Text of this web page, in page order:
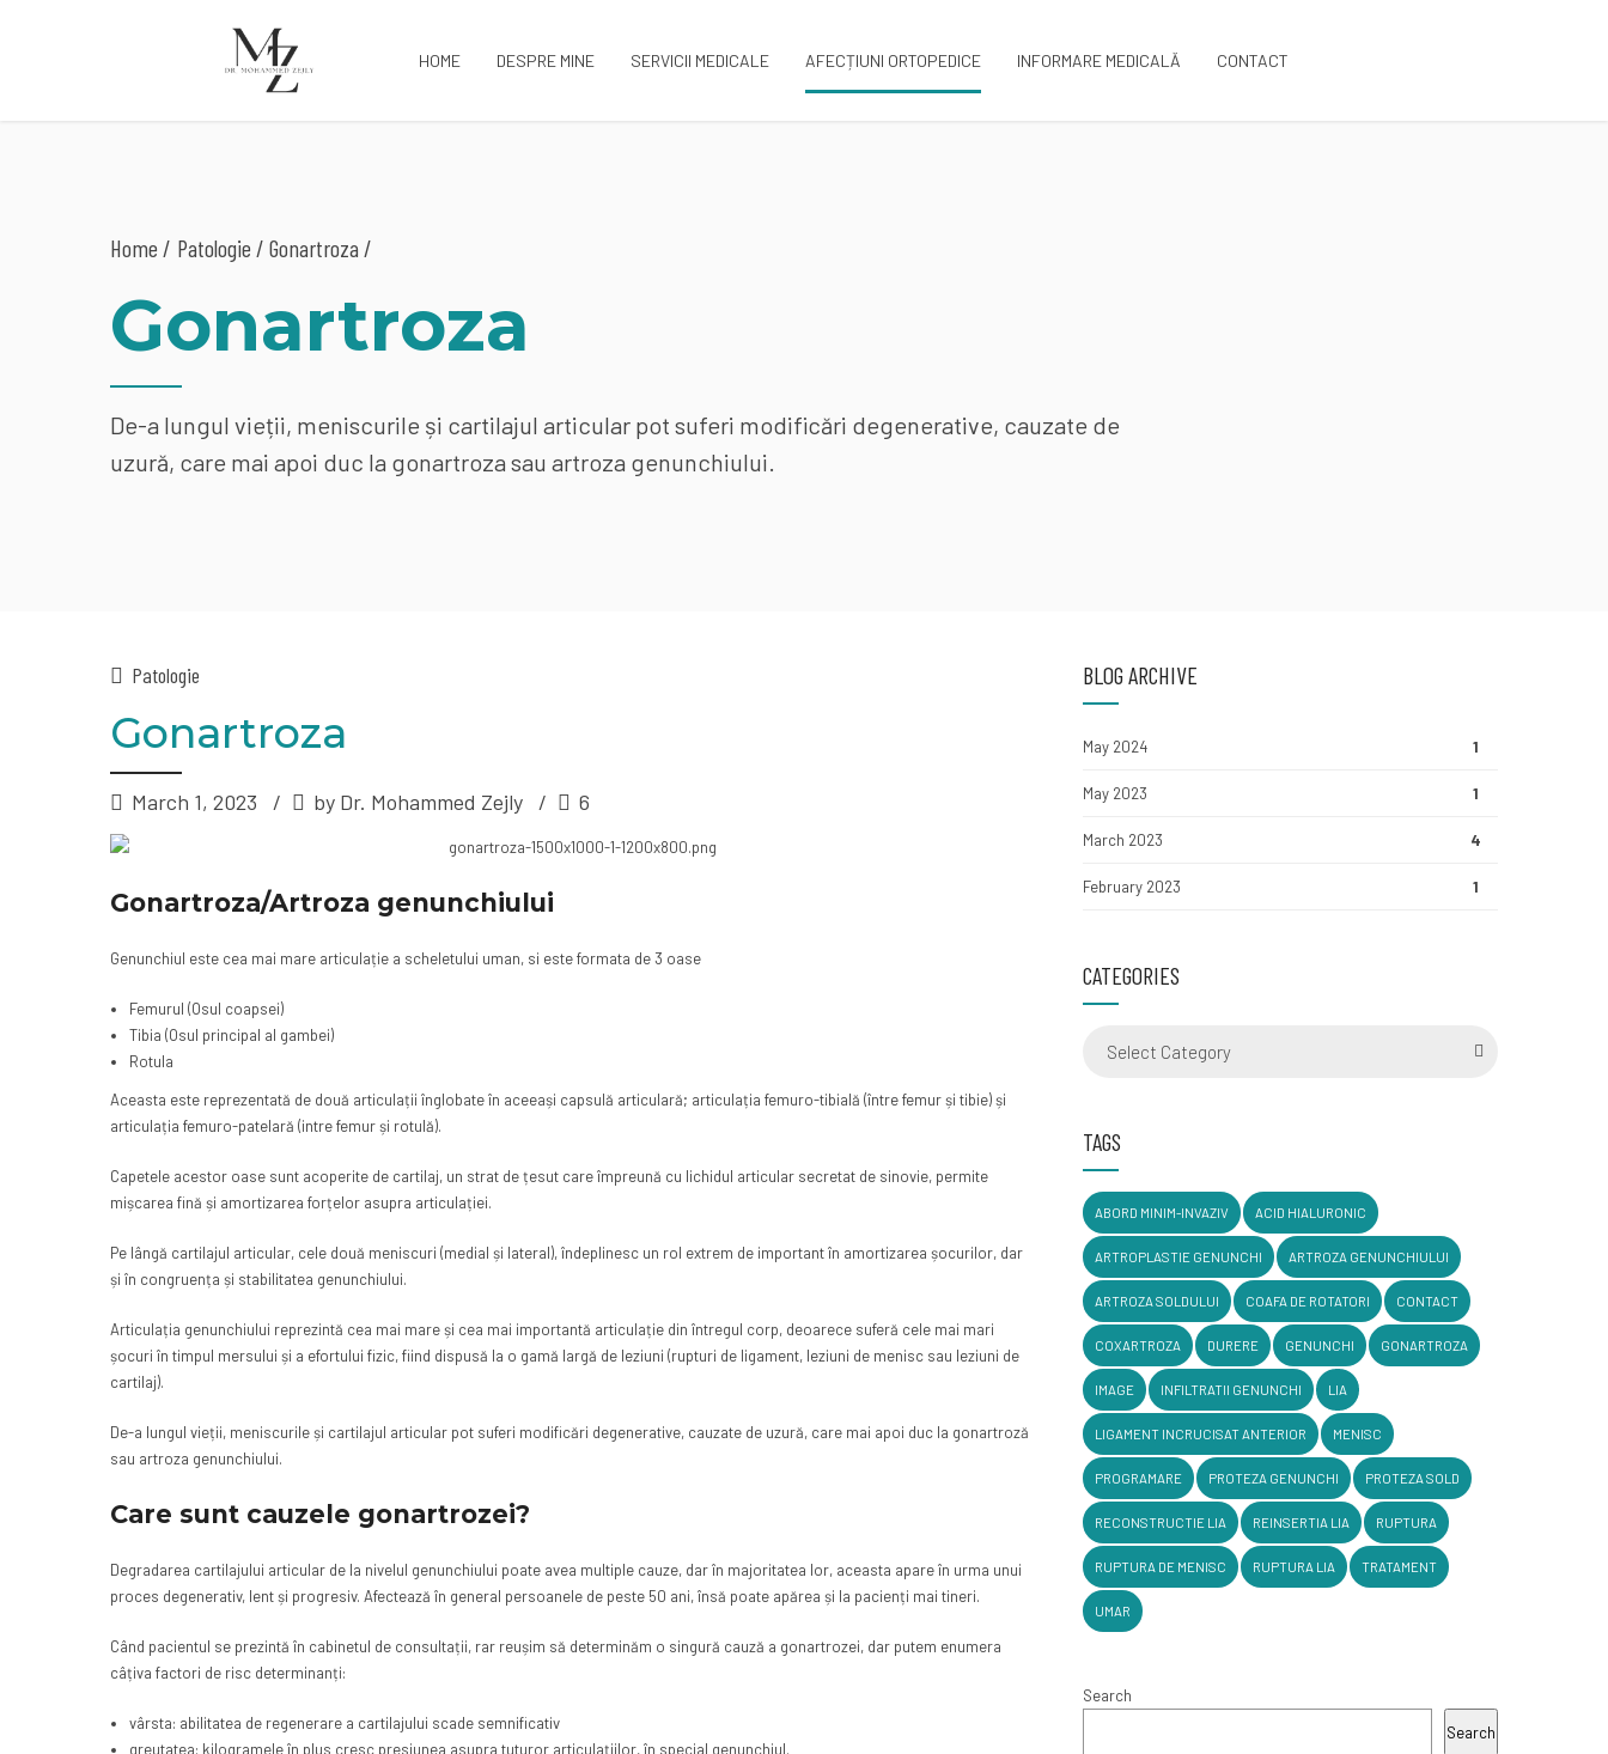
HOME DESPRE MINE SERVICII MEDICALE AFECȚIUNI ORTOPEDICE INFORMARE MEDICALĂ CONTACT
Home Patologie / Gonartroza /
Gonartroza
De-a lungul vieții, meniscurile și cartilajul articular pot suferi modificări degenerative, cauzate de
uzură, care mai apoi duc la gonartroza sau artroza genunchiului.
Patologie
Gonartroza
March 1, 2023 by Dr. Mohammed Zejly 6
Gonartroza/Artroza genunchiului
Genunchiul este cea mai mare articulație a scheletului uman, si este formata de 3 oase
Femurul (Osul coapsei)
Tibia (Osul principal al gambei)
Rotula
Aceasta este reprezentată de două articulații înglobate în aceeași capsulă articulară; articulația femuro-tibială (între femur și tibie) și
articulația femuro-patelară (intre femur și rotulă).
Capetele acestor oase sunt acoperite de cartilaj, un strat de țesut care împreună cu lichidul articular secretat de sinovie, permite
mișcarea fină și amortizarea forțelor asupra articulației.
Pe lângă cartilajul articular, cele două meniscuri (medial și lateral), îndeplinesc un rol extrem de important în amortizarea șocurilor, dar
și în congruența și stabilitatea genunchiului.
Articulația genunchiului reprezintă cea mai mare și cea mai importantă articulație din întregul corp, deoarece suferă cele mai mari
șocuri în timpul mersului și a efortului fizic, fiind dispusă la o gamă largă de leziuni (rupturi de ligament, leziuni de menisc sau leziuni de
cartilaj).
De-a lungul vieții, meniscurile și cartilajul articular pot suferi modificări degenerative, cauzate de uzură, care mai apoi duc la gonartroză
sau artroza genunchiului.
Care sunt cauzele gonartrozei?
Degradarea cartilajului articular de la nivelul genunchiului poate avea multiple cauze, dar în majoritatea lor, aceasta apare în urma unui
proces degenerativ, lent și progresiv. Afectează în general persoanele de peste 50 ani, însă poate apărea și la pacienți mai tineri.
Când pacientul se prezintă în cabinetul de consultații, rar reușim să determinăm o singură cauză a gonartrozei, dar putem enumera
câțiva factori de risc determinanți:
vârsta: abilitatea de regenerare a cartilajului scade semnificativ
greutatea: kilogramele în plus cresc presiunea asupra tuturor articulațiilor, în special genunchiul.
BLOG ARCHIVE
May 2024 1
May 2023 1
March 2023 4
February 2023 1
CATEGORIES
Select Category
TAGS
ABORD MINIM-INVAZIV ACID HIALURONIC
ARTROPLASTIE GENUNCHI ARTROZA GENUNCHIULUI
ARTROZA SOLDULUI COAFA DE ROTATORI CONTACT
COXARTROZA DURERE GENUNCHI GONARTROZA
IMAGE INFILTRATII GENUNCHI LIA
LIGAMENT INCRUCISAT ANTERIOR MENISC
PROGRAMARE PROTEZA GENUNCHI PROTEZA SOLD
RECONSTRUCTIE LIA REINSERTIA LIA RUPTURA
RUPTURA DE MENISC RUPTURA LIA TRATAMENT
UMAR
Search
Search